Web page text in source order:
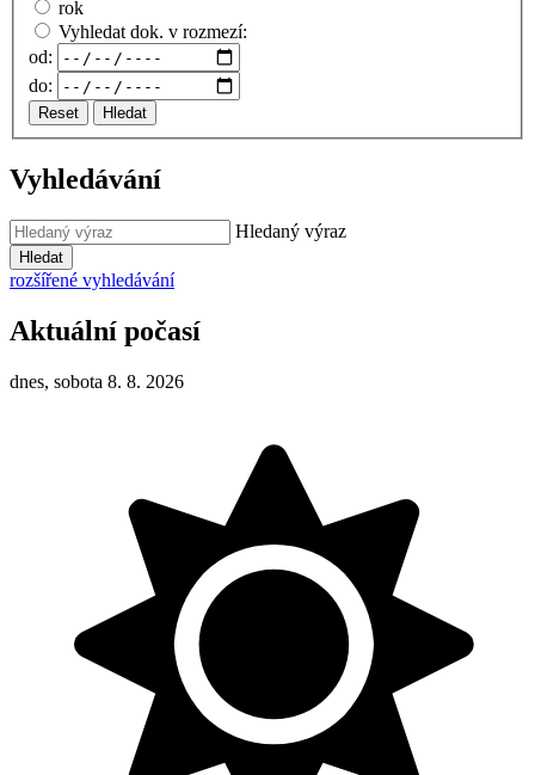
rok
Vyhledat dok. v rozmezí:
od:
do:
Reset Hledat
Vyhledávání
Hledaný výraz
Hledat
rozšířené vyhledávání
Aktuální počasí
dnes, sobota 8. 8. 2026